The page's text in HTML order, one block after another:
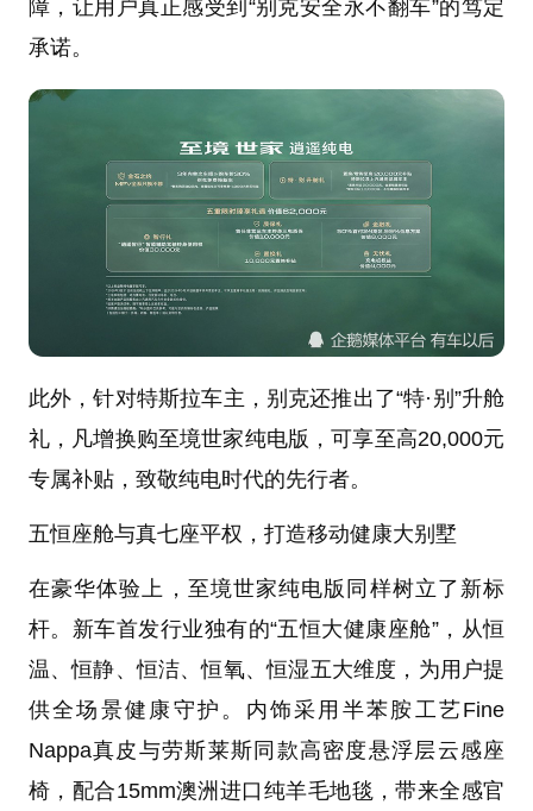
障，让用户真正感受到“别克安全永不翻车”的笃定
承诺。
此外，针对特斯拉车主，别克还推出了“特·别”升舱
礼，凡增换购至境世家纯电版，可享至高20,000元
专属补贴，致敬纯电时代的先行者。
五恒座舱与真七座平权，打造移动健康大别墅
在豪华体验上，至境世家纯电版同样树立了新标
杆。新车首发行业独有的“五恒大健康座舱”，从恒
温、恒静、恒洁、恒氧、恒湿五大维度，为用户提
供全场景健康守护。内饰采用半苯胺工艺Fine
Nappa真皮与劳斯莱斯同款高密度悬浮层云感座
椅，配合15mm澳洲进口纯羊毛地毯，带来全感官